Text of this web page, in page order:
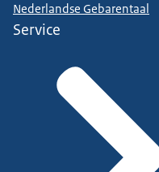
Nederlandse Gebarentaal
Service